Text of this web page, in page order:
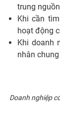
trung
Khi cần
hoạt động
Khi doanh
nhân
Doanh nghiệp